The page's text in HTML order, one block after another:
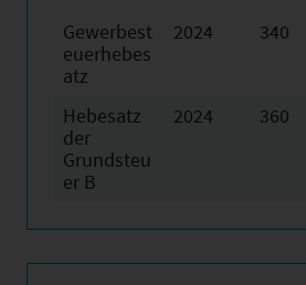
Gewerbest
euerhebes
atz
2024 340
Hebesatz
der
Grundsteu
er B
2024 360